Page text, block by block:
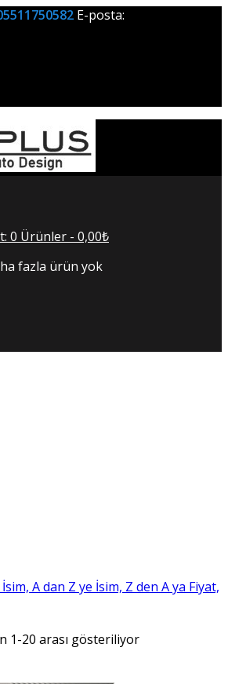
E-posta:
0 Ürünler - 0,00₺
fazla ürün yok
İsim, A dan Z ye İsim, Z den A ya Fiyat,
1-20 arası gösteriliyor